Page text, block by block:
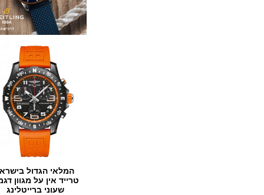
המלאי הגדול בישראל
טרייד אין על מגוון דגמים
שעוני ברייטלינג